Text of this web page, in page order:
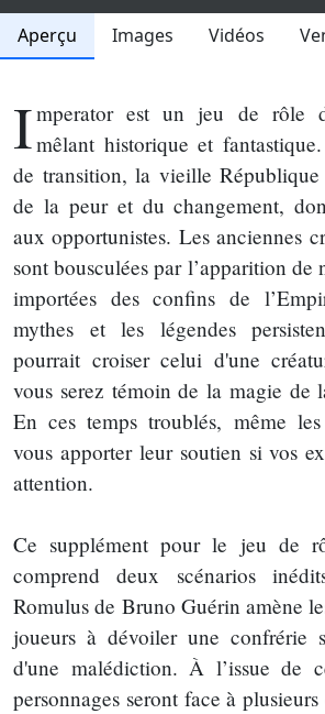
Aperçu Images Vidéos
Imperator est un jeu de rôle
mêlant historique et
de transition, la vieille
de la peur et du changement,
aux opportunistes. Les anciennes
sont bousculées par l’apparition de
importées des confins de
mythes et les légendes
pourrait croiser celui d'une
vous serez témoin de la magie de
En ces temps troublés, même
vous apporter leur soutien si vos
attention.
Ce supplément pour le jeu de
comprend deux scénarios
Romulus de Bruno Guérin amène
joueurs à dévoiler une confrérie
d'une malédiction. À l’issue de
personnages seront face à